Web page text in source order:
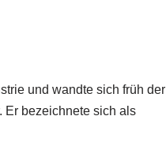
und wandte sich früh der
Er bezeichnete sich als